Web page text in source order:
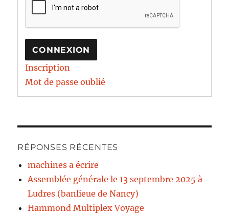
CONNEXION
Inscription
Mot de passe oublié
RÉPONSES RÉCENTES
machines a écrire
Assemblée générale le 13 septembre 2025 à
Ludres (banlieue de Nancy)
Hammond Multiplex Voyage